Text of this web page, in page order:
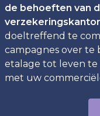
de behoeften van
doeltreffend te
campagnes over
etalage tot leven
met uw